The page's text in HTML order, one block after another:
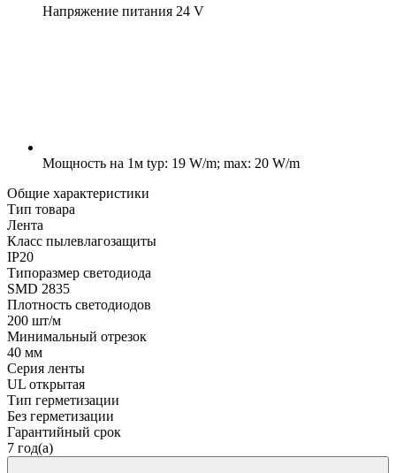
Напряжение питания 24 V
Мощность на 1м typ: 19 W/m; max: 20 W/m
Общие характеристики
Тип товара
Лента
Класс пылевлагозащиты
IP20
Типоразмер светодиода
SMD 2835
Плотность светодиодов
200 шт/м
Минимальный отрезок
40 мм
Серия ленты
UL открытая
Тип герметизации
Без герметизации
Гарантийный срок
7 год(а)